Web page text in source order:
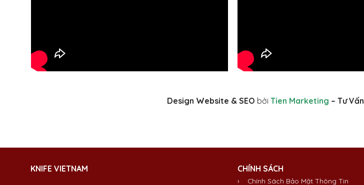
Design Website & SEO bởi Tien Marketing – Tư Vấn
KNIFE VIETNAM CHÍNH SÁCH
› Chính Sách Bảo Mật Thông Tin